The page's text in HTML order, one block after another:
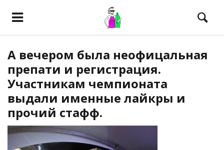
А вечером была неофицальная
препати и регистрация.
Участникам чемпионата
выдали именные лайкры и
прочий стафф.